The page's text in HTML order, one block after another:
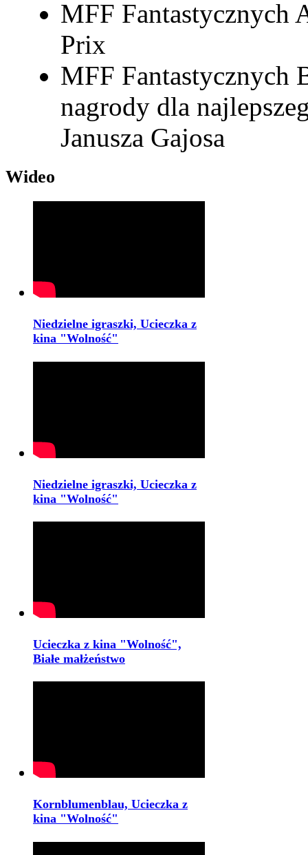
MFF Fantastycznych
Prix
MFF Fantastycznych
nagrody dla
Janusza Gajosa
Wideo
Niedzielne igraszki, Ucieczka z
kina "Wolność"
Niedzielne igraszki, Ucieczka z
kina "Wolność"
Ucieczka z kina "Wolność",
Białe małżeństwo
Kornblumenblau, Ucieczka z
kina "Wolność"